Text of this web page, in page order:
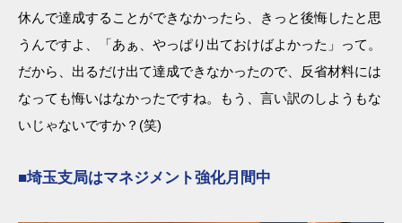
休んで達成することができなかったら、きっと後悔したと思
うんですよ、「あぁ、やっぱり出ておけばよかった」って。
だから、出るだけ出て達成できなかったので、反省材料には
なっても悔いはなかったですね。もう、言い訳のしようもな
いじゃないですか？(笑)
■埼玉支局はマネジメント強化月間中